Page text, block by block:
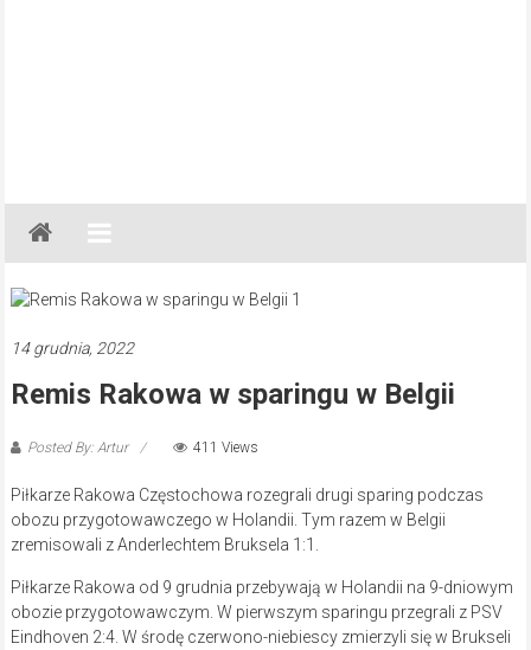
Gazeta
Regionalna
Częstochowa,
Lubliniec,
14 grudnia, 2022
Remis Rakowa w sparingu w Belgii
Posted By: Artur 411 Views
Piłkarze Rakowa Częstochowa rozegrali drugi sparing podczas
obozu przygotowawczego w Holandii. Tym razem w Belgii
zremisowali z Anderlechtem Bruksela 1:1.
Piłkarze Rakowa od 9 grudnia przebywają w Holandii na 9-dniowym
obozie przygotowawczym. W pierwszym sparingu przegrali z PSV
Eindhoven 2:4. W środę czerwono-niebiescy zmierzyli się w Brukseli